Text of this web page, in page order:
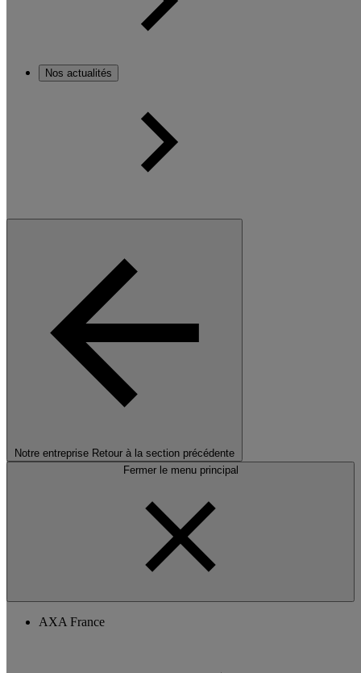
Nos actualités
Notre entreprise Retour à la section précédente
Fermer le menu principal
AXA France